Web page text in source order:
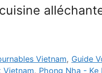
Vietnam, Guide
Vietnam, Phong Nha - Ke